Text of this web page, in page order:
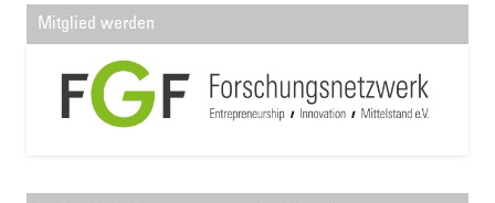
Mitglied werden